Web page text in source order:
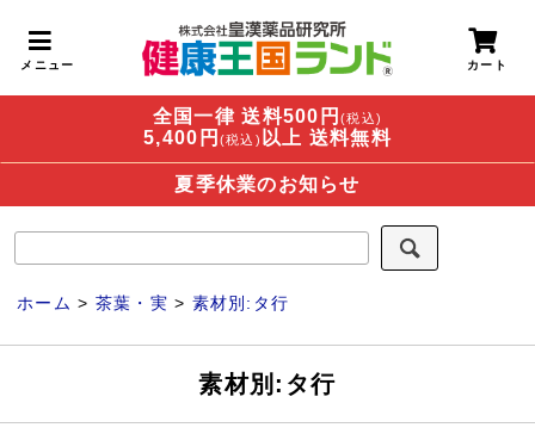
全国一律 送料500円 (税込)
5,400円 (税込) 以上 送料無料
夏季休業のお知らせ
ホーム > 茶葉・実 > 素材別:タ行
素材別:タ行